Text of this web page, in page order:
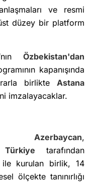
ve resmi
düzey bir platform
Özbekistan'dan
kapanışında
birlikte Astana
imzalayacaklar.
Azerbaycan,
Türkiye tarafından
ile kurulan birlik, 14
ölçekte tanınırlığı